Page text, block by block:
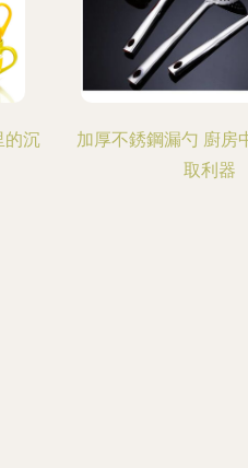
的沉
加厚不銹鋼漏勺 廚房
取利器